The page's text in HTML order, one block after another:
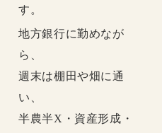
す。
地方銀行に勤めなが
ら、
週末は棚田や畑に通
い、
半農半X・資産形成・